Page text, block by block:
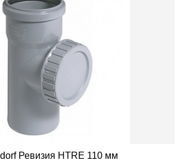
Ревизия HTRE 110 мм